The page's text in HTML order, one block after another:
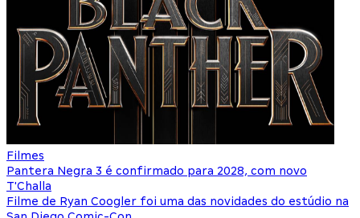
Filmes
Pantera Negra 3 é confirmado para 2028, com novo
T'Challa
Filme de Ryan Coogler foi uma das novidades do estúdio na